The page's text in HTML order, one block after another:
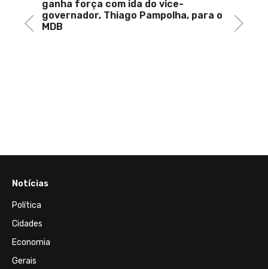
Previous
ganha força com ida do vice-
governador, Thiago Pampolha, para o
MDB
Next
Notícias
Política
Cidades
Economia
Gerais